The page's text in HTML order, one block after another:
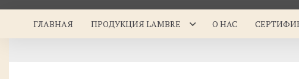
ГЛАВНАЯ ПРОДУКЦИЯ LAMBRE О НАС